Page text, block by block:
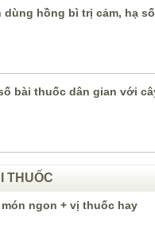
dùng hồng bì trị cảm, hạ
bài thuốc dân gian với
THUỐC
món ngon + vị thuốc hay